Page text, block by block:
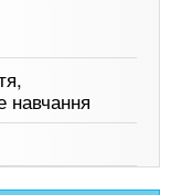
навчання